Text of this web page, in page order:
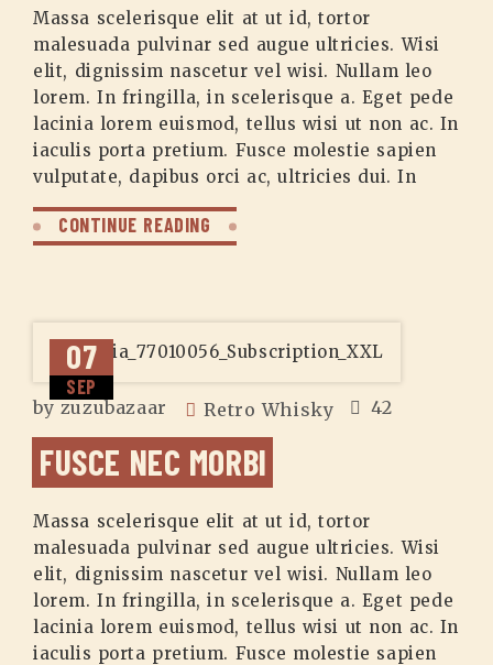
Massa scelerisque elit at ut id, tortor
malesuada pulvinar sed augue ultricies. Wisi
elit, dignissim nascetur vel wisi. Nullam leo
lorem. In fringilla, in scelerisque a. Eget pede
lacinia lorem euismod, tellus wisi ut non ac. In
iaculis porta pretium. Fusce molestie sapien
vulputate, dapibus orci ac, ultricies dui. In
CONTINUE READING
07
SEP
by zuzubazaar Retro Whisky 42
FUSCE NEC MORBI
Massa scelerisque elit at ut id, tortor
malesuada pulvinar sed augue ultricies. Wisi
elit, dignissim nascetur vel wisi. Nullam leo
lorem. In fringilla, in scelerisque a. Eget pede
lacinia lorem euismod, tellus wisi ut non ac. In
iaculis porta pretium. Fusce molestie sapien